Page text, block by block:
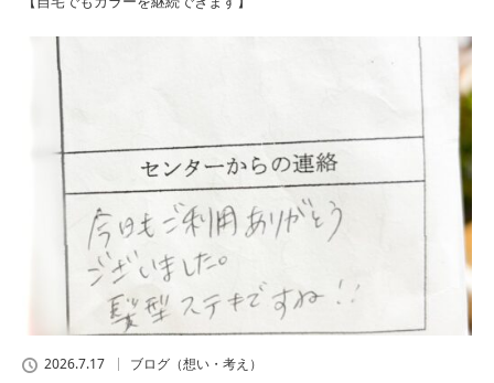
2026.7.17 ブログ（想い・考え）